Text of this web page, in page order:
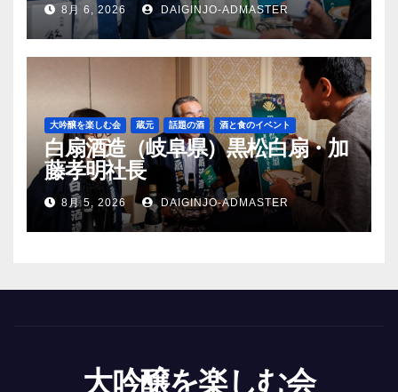
8月 6, 2026 DAIGINJO-ADMASTER
大吟醸を楽しむ会 蔵元 話題の酒 酒と食のイベント
白扇酒造（岐阜県）黒松白扇・加
藤孝明社長
8月 5, 2026 DAIGINJO-ADMASTER
大吟醸を楽しむ会